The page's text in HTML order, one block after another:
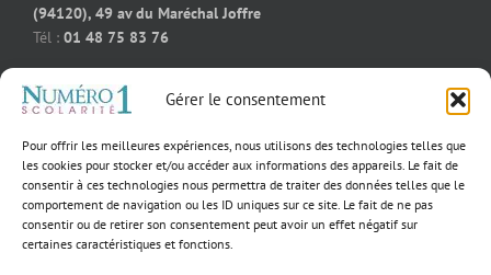
Gérer le consentement
Pour offrir les meilleures expériences, nous utilisons des technologies telles que
les cookies pour stocker et/ou accéder aux informations des appareils. Le fait de
consentir à ces technologies nous permettra de traiter des données telles que le
comportement de navigation ou les ID uniques sur ce site. Le fait de ne pas
consentir ou de retirer son consentement peut avoir un effet négatif sur
certaines caractéristiques et fonctions.
(94120), 49 av du Maréchal Joffre
Tél : 01 48 75 83 76
rue des bourguignons
Soutien scolaire cours particuliers Massy (91300), 55 rue
Jeanne D’Arc
Tél :01 39 02 60 23